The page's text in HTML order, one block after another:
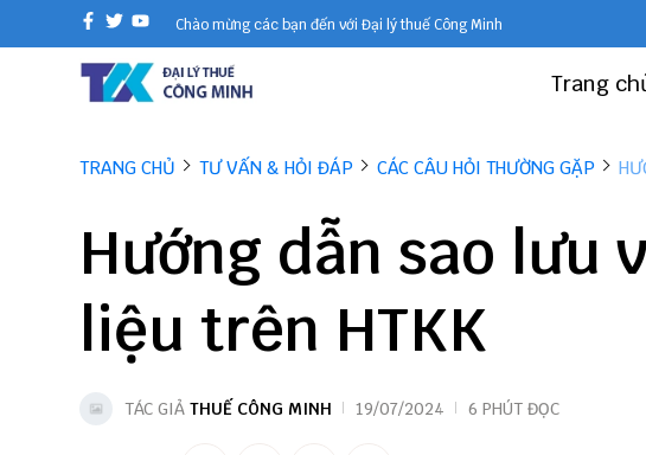
Chào mừng các bạn đến với Đại lý thuế Công Minh
Trang
TRANG CHỦ TƯ VẤN & HỎI ĐÁP CÁC CÂU HỎI THƯỜNG GẶP
Hướng dẫn sao lưu
liệu trên HTKK
TÁC GIẢ THUẾ CÔNG MINH 19/07/2024 6 PHÚT ĐỌC